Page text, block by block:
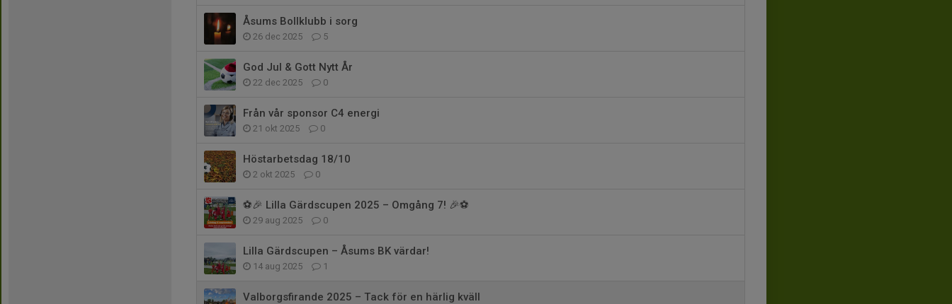
Åsums Bollklubb i sorg
26 dec 2025 5
God Jul & Gott Nytt År
22 dec 2025 0
Från vår sponsor C4 energi
21 okt 2025 0
Höstarbetsdag 18/10
2 okt 2025 0
⚽🎉 Lilla Gärdscupen 2025 – Omgång 7! 🎉⚽
29 aug 2025 0
Lilla Gärdscupen – Åsums BK värdar!
14 aug 2025 1
Valborgsfirande 2025 – Tack för en härlig kväll